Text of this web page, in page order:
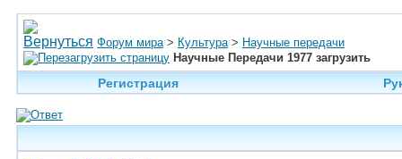
Форум мира > Культура > Научные передачи
Научные Передачи 1977 загрузить
Регистрация